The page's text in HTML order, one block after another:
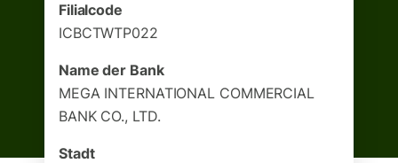
Filialcode
ICBCTWTP022
Name der Bank
MEGA INTERNATIONAL COMMERCIAL
BANK CO., LTD.
Stadt